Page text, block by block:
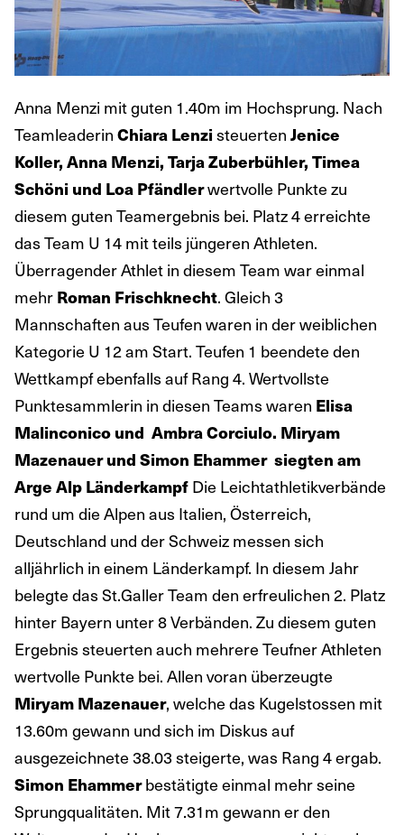
Anna Menzi mit guten 1.40m im Hochsprung. Nach
Teamleaderin Chiara Lenzi steuerten Jenice
Koller, Anna Menzi, Tarja Zuberbühler, Timea
Schöni und Loa Pfändlerwertvolle Punkte zu
diesem guten Teamergebnis bei. Platz 4 erreichte
das Team U 14 mit teils jüngeren Athleten.
Überragender Athlet in diesem Team war einmal
mehr Roman Frischknecht. Gleich 3
Mannschaften aus Teufen waren in der weiblichen
Kategorie U 12 am Start. Teufen 1 beendete den
Wettkampf ebenfalls auf Rang 4. Wertvollste
Punktesammlerin in diesen Teams waren Elisa
Malinconico und Ambra Corciulo. Miryam
Mazenauer und Simon Ehammer siegten am
Arge Alp Länderkampf Die Leichtathletikverbände
rund um die Alpen aus Italien, Österreich,
Deutschland und der Schweiz messen sich
alljährlich in einem Länderkampf. In diesem Jahr
belegte das St.Galler Team den erfreulichen 2. Platz
hinter Bayern unter 8 Verbänden. Zu diesem guten
Ergebnis steuerten auch mehrere Teufner Athleten
wertvolle Punkte bei. Allen voran überzeugte
Miryam Mazenauer, welche das Kugelstossen mit
13.60m gewann und sich im Diskus auf
ausgezeichnete 38.03 steigerte, was Rang 4 ergab.
Simon Ehammerbestätigte einmal mehr seine
Sprungqualitäten. Mit 7.31m gewann er den